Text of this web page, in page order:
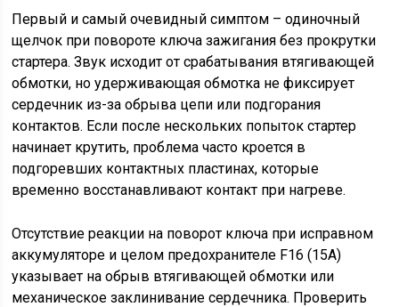
Первый и самый очевидный симптом – одиночный
щелчок при повороте ключа зажигания без прокрутки
стартера. Звук исходит от срабатывания втягивающей
обмотки, но удерживающая обмотка не фиксирует
сердечник из-за обрыва цепи или подгорания
контактов. Если после нескольких попыток стартер
начинает крутить, проблема часто кроется в
подгоревших контактных пластинах, которые
временно восстанавливают контакт при нагреве.
Отсутствие реакции на поворот ключа при исправном
аккумуляторе и целом предохранителе F16 (15А)
указывает на обрыв втягивающей обмотки или
механическое заклинивание сердечника. Проверить